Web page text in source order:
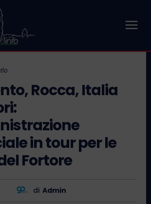
Rocca, Italia
in tour per le
Fortore
di Admin